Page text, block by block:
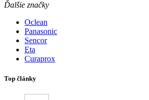
Ďalšie značky
Oclean
Panasonic
Sencor
Eta
Curaprox
Top články